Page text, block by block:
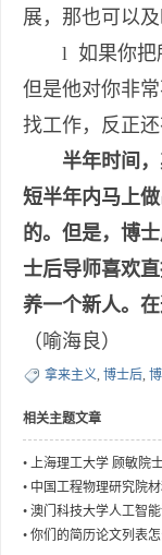
展，那也可以
l 如果你把所
但是他对你非
找工作，反正还
半年时间
短半年内马上
的。但是，博
士后导师喜欢
养一个新人。
（喻海良）
拿来主义, 博士后,
相关主题文章
• 上海理工大学 顾敏院
光子学方向博士后加入
• 中国工程物理研究院
都)招收硕博联合培养生
士后
• 澳门科技大学人工智
士生
• 你们的简历论文列表怎